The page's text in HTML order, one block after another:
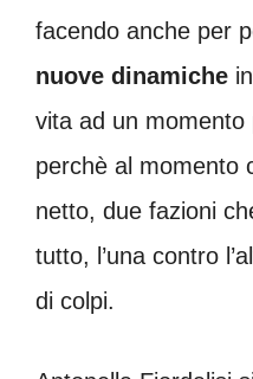
facendo anche per
nuove dinamiche
vita ad un
perchè al momento
netto, due fazioni
tutto, l’una contro
di colpi.